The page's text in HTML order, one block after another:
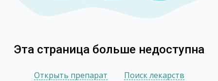
Эта страница больше недоступна
Открыть препарат
Поиск лекарств